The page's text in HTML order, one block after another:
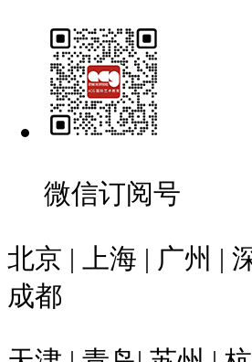
微信订阅号
北京 | 上海 | 广州 |
成都